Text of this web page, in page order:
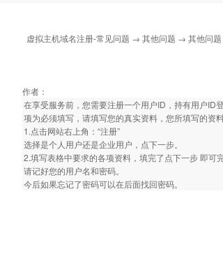
虚拟主机域名注册-常见问题 → 其他问题 → 其他问题
作者：
在享受服务前，您需要注册一个用户ID，持有用户ID
项为必须填写，请填写您的真实资料，您所填写的资料
1.点击网站右上角：“注册”
选择是个人用户还是企业用户，点下一步。
2.填写表格中要求的各项资料，填完了点下一步 即可
请记好您的用户名和密码。
今后如果忘记了密码可以在后面找回密码。